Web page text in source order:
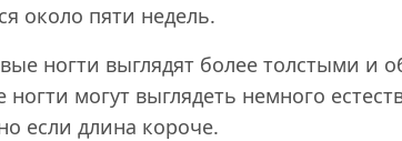
около пяти недель.
ногти выглядят более толстыми и
ногти могут выглядеть немного
если длина короче.